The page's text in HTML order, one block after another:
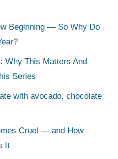
Beginning — So Why Do
Why This Matters And
Series
with avocado, chocolate
Cruel — and How
It